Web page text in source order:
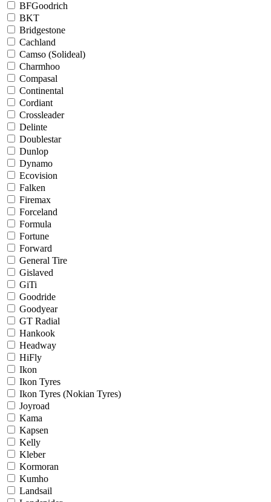
BFGoodrich
BKT
Bridgestone
Cachland
Camso (Solideal)
Charmhoo
Compasal
Continental
Cordiant
Crossleader
Delinte
Doublestar
Dunlop
Dynamo
Ecovision
Falken
Firemax
Forceland
Formula
Fortune
Forward
General Tire
Gislaved
GiTi
Goodride
Goodyear
GT Radial
Hankook
Headway
HiFly
Ikon
Ikon Tyres
Ikon Tyres (Nokian Tyres)
Joyroad
Kama
Kapsen
Kelly
Kleber
Kormoran
Kumho
Landsail